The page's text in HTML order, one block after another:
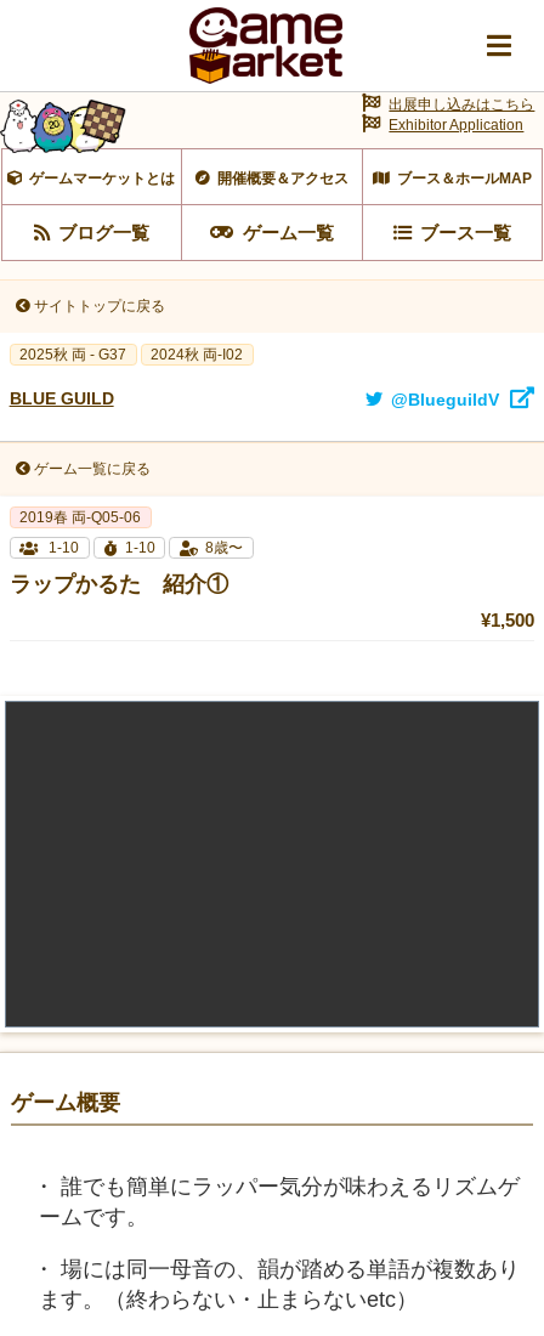
ゲームマーケットとは 開催概要＆アクセス ブース＆ホールMAP
ブログ一覧 ゲーム一覧 ブース一覧
出展申し込みはこちら
Exhibitor Application
サイトトップに戻る
2025秋 両 - G37 2024秋 両-I02
BLUE GUILD @BlueguildV
ゲーム一覧に戻る
2019春 両-Q05-06
1-10
1-10 8歳〜
ラップかるた 紹介①
¥1,500
ゲーム概要
誰でも簡単にラッパー気分が味わえるリズムゲ
ームです。
場には同一母音の、韻が踏める単語が複数あり
ます。（終わらない・止まらないetc）